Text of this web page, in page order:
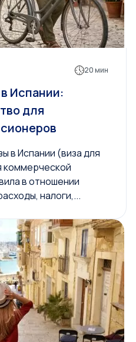
20 мин
Испании:
для
в Испании (виза для
коммерческой
в отношении
налоги,...